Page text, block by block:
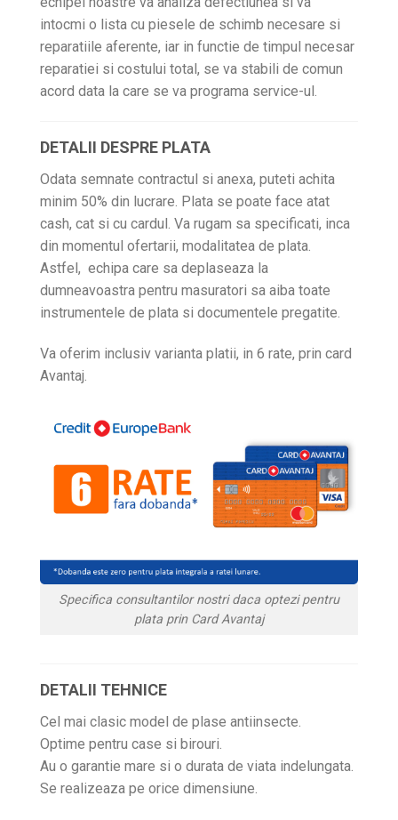
intocmi o lista cu piesele de schimb necesare si
reparatiile aferente, iar in functie de timpul necesar
reparatiei si costului total, se va stabili de comun
acord data la care se va programa service-ul.
DETALII DESPRE PLATA
Odata semnate contractul si anexa, puteti achita
minim 50% din lucrare. Plata se poate face atat
cash, cat si cu cardul. Va rugam sa specificati, inca
din momentul ofertarii, modalitatea de plata.
Astfel, echipa care sa deplaseaza la
dumneavoastra pentru masuratori sa aiba toate
instrumentele de plata si documentele pregatite.
Va oferim inclusiv varianta platii, in 6 rate, prin card
Avantaj.
Specifica consultantilor nostri daca optezi pentru
plata prin Card Avantaj
DETALII TEHNICE
Cel mai clasic model de plase antiinsecte.
Optime pentru case si birouri.
Au o garantie mare si o durata de viata indelungata.
Se realizeaza pe orice dimensiune.